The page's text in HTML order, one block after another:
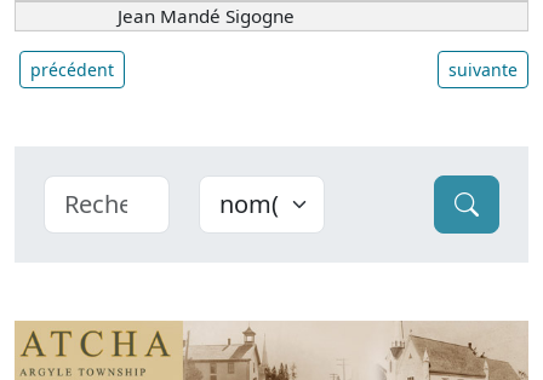
Jean Mandé Sigogne
précédent suivante